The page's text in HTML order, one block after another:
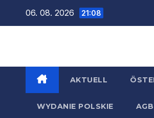
06. 08. 2026 21:08
AKTUELL
WYDANIE POLSKIE AGB